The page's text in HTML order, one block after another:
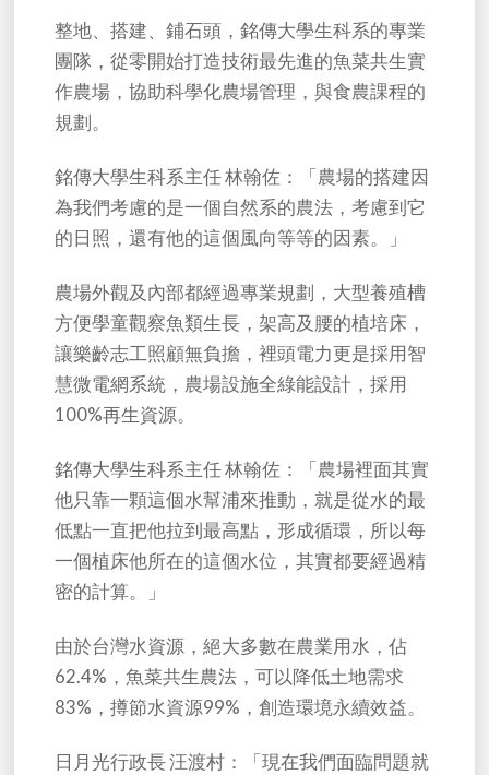
整地、搭建、鋪石頭，銘傳大學生科系的專業
團隊，從零開始打造技術最先進的魚菜共生實
作農場，協助科學化農場管理，與食農課程的
規劃。
銘傳大學生科系主任 林翰佐：「農場的搭建因
為我們考慮的是一個自然系的農法，考慮到它
的日照，還有他的這個風向等等的因素。」
農場外觀及內部都經過專業規劃，大型養殖槽
方便學童觀察魚類生長，架高及腰的植培床，
讓樂齡志工照顧無負擔，裡頭電力更是採用智
慧微電網系統，農場設施全綠能設計，採用
100%再生資源。
銘傳大學生科系主任 林翰佐：「農場裡面其實
他只靠一顆這個水幫浦來推動，就是從水的最
低點一直把他拉到最高點，形成循環，所以每
一個植床他所在的這個水位，其實都要經過精
密的計算。」
由於台灣水資源，絕大多數在農業用水，佔
62.4%，魚菜共生農法，可以降低土地需求
83%，撙節水資源99%，創造環境永續效益。
日月光行政長 汪渡村：「現在我們面臨問題就